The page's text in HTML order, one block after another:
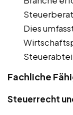
Dies
Fachliche
Steuerrecht